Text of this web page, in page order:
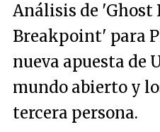
Análisis de 'Ghost
Breakpoint' para
nueva apuesta de
mundo abierto y
tercera persona.